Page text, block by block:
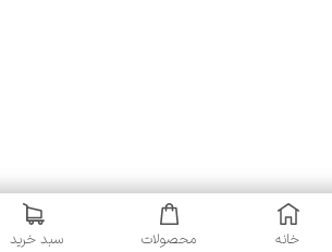
خانه محصولات سبد خرید